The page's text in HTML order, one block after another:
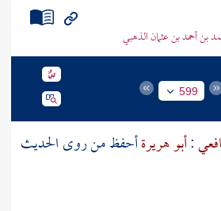
بن أحمد بن عثمان الذهبي
599
:أبو هريرةأحفظ من روى الحديث